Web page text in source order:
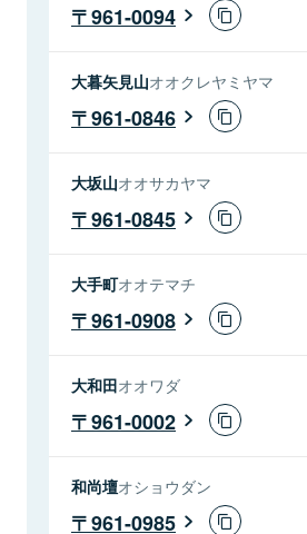
961-0094
大暮矢見山オオクレヤミヤマ
961-0846
大坂山オオサカヤマ
961-0845
大手町オオテマチ
961-0908
大和田オオワダ
961-0002
和尚壇オショウダン
961-0985